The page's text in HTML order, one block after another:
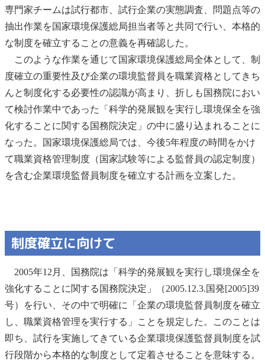
専門家チームは試行都市、試行企業の実態調査、問題点等の
抽出作業を国家環境保護総局担当者等と共同で行い、本格的
な制度を確立することの意義を再確認した。
このような作業を通じて国家環境保護総局全体として、制
度確立の重要性及び企業の環境監督員を職業資格としてきち
んと制度化する必要性の認識が高まり、折しも国務院におい
て検討作業中であった「科学的発展観を実行し環境保全を強
化することに関する国務院決定」の中に盛り込まれることに
なった。国家環境保護総局では、今後5年程度の時間をかけ
て職業資格管理制度（国家試験等による監督員の認定制度）
を含む企業環境監督員制度を確立する計画を立案した。
制度確立に向けて
2005年12月、国務院は「科学的発展観を実行し環境保全を
強化することに関する国務院決定」（2005.12.3.国発[2005]39
号）を行い、その中で明確に「企業の環境監督員制度を確立
し、職業資格管理を実行する」ことを規定した。このことは
即ち、試行を実施してきている企業環境保護監督員制度を試
行段階から本格的な制度として定着させることを意味する。